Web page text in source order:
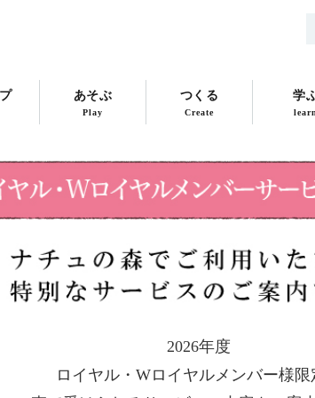
あそぶ
Play
つくる
Create
学
learn
2026年度
ロイヤル・Wロイヤルメンバー様限